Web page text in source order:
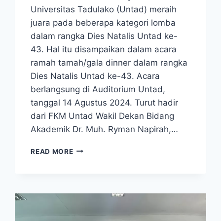
Universitas Tadulako (Untad) meraih
juara pada beberapa kategori lomba
dalam rangka Dies Natalis Untad ke-
43. Hal itu disampaikan dalam acara
ramah tamah/gala dinner dalam rangka
Dies Natalis Untad ke-43. Acara
berlangsung di Auditorium Untad,
tanggal 14 Agustus 2024. Turut hadir
dari FKM Untad Wakil Dekan Bidang
Akademik Dr. Muh. Ryman Napirah,…
READ MOREFKM